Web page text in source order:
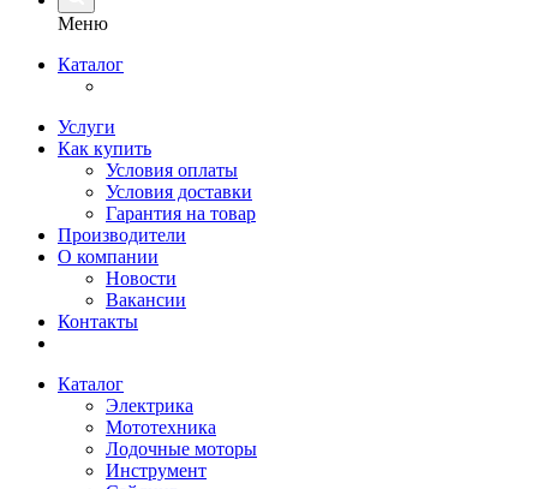
Меню
Каталог
Услуги
Как купить
Условия оплаты
Условия доставки
Гарантия на товар
Производители
О компании
Новости
Вакансии
Контакты
Каталог
Электрика
Мототехника
Лодочные моторы
Инструмент